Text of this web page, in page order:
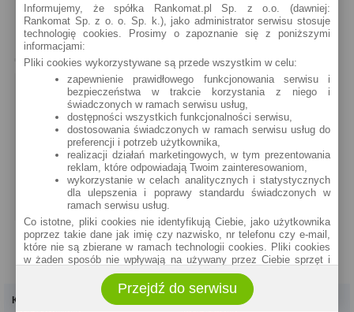
stoi wrak firma [Moderacja] a wyceny ich to następna
porażka a do Pana opiekuna szkody to dodzwonić się
nie można od 30 sierpnia
POLECANE ARTYKUŁY
Najnowsze
Najczęściej komentowane
Kto może dostać certyfikat od BIK?
Bardziej wiarygodni klienci banków mogą liczyć na wiele
korzyści. Przykładem jest niższe oprocentowanie
kredytu lub karty kredytowej. Od niedawna...
Kredyty
Informujemy, że spółka Rankomat.pl Sp. z o.o. (dawniej:
Rankomat Sp. z o. o. Sp. k.), jako administrator serwisu stosuje
technologię cookies. Prosimy o zapoznanie się z poniższymi
informacjami:
Pliki cookies wykorzystywane są przede wszystkim w celu:
zapewnienie prawidłowego funkcjonowania serwisu i
bezpieczeństwa w trakcie korzystania z niego i
świadczonych w ramach serwisu usług,
dostępności wszystkich funkcjonalności serwisu,
dostosowania świadczonych w ramach serwisu usług do
preferencji i potrzeb użytkownika,
realizacji działań marketingowych, w tym prezentowania
reklam, które odpowiadają Twoim zainteresowaniom,
wykorzystanie w celach analitycznych i statystycznych
dla ulepszenia i poprawy standardu świadczonych w
ramach serwisu usług.
Co istotne, pliki cookies nie identyfikują Ciebie, jako użytkownika
poprzez takie dane jak imię czy nazwisko, nr telefonu czy e-mail,
które nie są zbierane w ramach technologii cookies. Pliki cookies
w żaden sposób nie wpływają na używany przez Ciebie sprzęt i
Zakres wykorzystywania plików cookies możliwy jest do
określenia w ustawieniach przeglądarki każdego użytkownika. Bez
Przejdź do serwisu